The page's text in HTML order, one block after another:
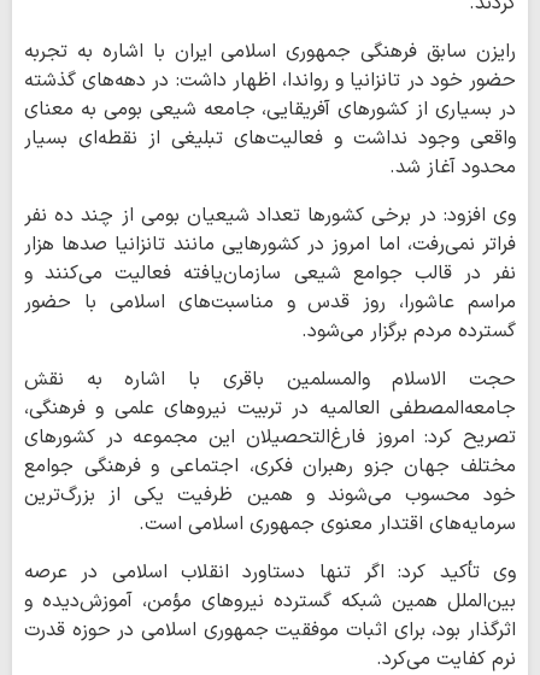
رایزن سابق فرهنگی جمهوری اسلامی ایران با اشاره به تجربه
حضور خود در تانزانیا و رواندا، اظهار داشت: در دهه‌های گذشته
در بسیاری از کشورهای آفریقایی، جامعه شیعی بومی به معنای
واقعی وجود نداشت و فعالیت‌های تبلیغی از نقطه‌ای بسیار
محدود آغاز شد.
وی افزود: در برخی کشورها تعداد شیعیان بومی از چند ده نفر
فراتر نمی‌رفت، اما امروز در کشورهایی مانند تانزانیا صدها هزار
نفر در قالب جوامع شیعی سازمان‌یافته فعالیت می‌کنند و
مراسم عاشورا، روز قدس و مناسبت‌های اسلامی با حضور
گسترده مردم برگزار می‌شود.
حجت الاسلام والمسلمین باقری با اشاره به نقش
جامعه‌المصطفی العالمیه در تربیت نیروهای علمی و فرهنگی،
تصریح کرد: امروز فارغ‌التحصیلان این مجموعه در کشورهای
مختلف جهان جزو رهبران فکری، اجتماعی و فرهنگی جوامع
خود محسوب می‌شوند و همین ظرفیت یکی از بزرگ‌ترین
سرمایه‌های اقتدار معنوی جمهوری اسلامی است.
وی تأکید کرد: اگر تنها دستاورد انقلاب اسلامی در عرصه
بین‌الملل همین شبکه گسترده نیروهای مؤمن، آموزش‌دیده و
اثرگذار بود، برای اثبات موفقیت جمهوری اسلامی در حوزه قدرت
نرم کفایت می‌کرد.